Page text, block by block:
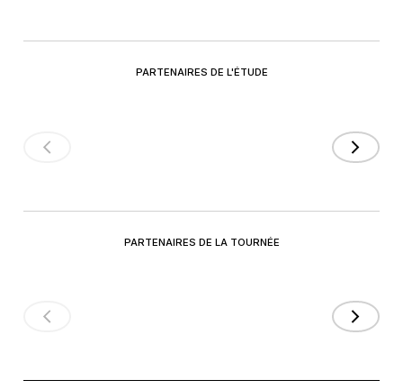
NGen-Directeur, Développement de
PARTENAIRES DE L'ÉTUDE
PARTENAIRES DE LA TOURNÉE